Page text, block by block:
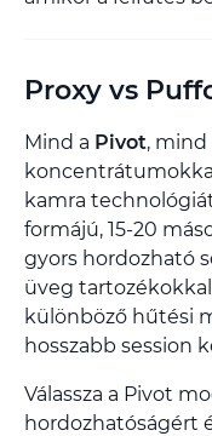
Proxy vs
Mind a Pivot, mind
kamra
formájú, 15-20
gyors hordozható
üveg
különböző hűtési
hosszabb session
Válassza a Pivot
hordozhatóságért